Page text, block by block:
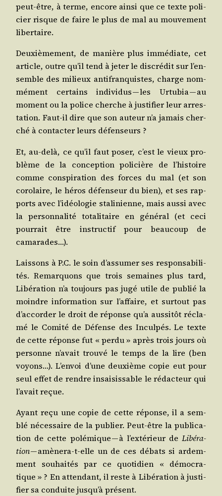
peut-être, à terme, encore ain­si que ce texte poli­
cier risque de faire le plus de mal au mou­ve­ment
libertaire.
Deuxiè­me­ment, de manière plus immé­diate, cet
article, outre qu’il tend à jeter le dis­cré­dit sur l’en­
semble des milieux anti­fran­quistes, charge nom­
mé­ment cer­tains indi­vi­dus — les Urtu­bia — au
moment ou la police cherche à jus­ti­fier leur arres­
ta­tion. Faut-il dire que son auteur n’a jamais cher­
ché à contac­ter leurs défenseurs ?
Et, au-delà, ce qu’il faut poser, c’est le vieux pro­
blème de la concep­tion poli­cière de l’his­toire
comme conspi­ra­tion des forces du mal (et son
coro­laire, le héros défen­seur du bien), et ses rap­
ports avec l’i­déo­lo­gie sta­li­nienne, mais aus­si avec
la per­son­na­li­té tota­li­taire en géné­ral (et ceci
pour­rait être ins­truc­tif pour beau­coup de
camarades…).
Lais­sons à P.C. le soin d’as­su­mer ses res­pon­sa­bi­li­
tés. Remar­quons que trois semaines plus tard,
Libé­ra­tion n’a tou­jours pas jugé utile de publié la
moindre infor­ma­tion sur l’af­faire, et sur­tout pas
d’ac­cor­der le droit de réponse qu’a aus­si­tôt récla­
mé le Comi­té de Défense des Incul­pés. Le texte
de cette réponse fut « per­du » après trois jours où
per­sonne n’a­vait trou­vé le temps de la lire (ben
voyons…). L’en­voi d’une deuxième copie eut pour
seul effet de rendre insai­sis­sable le rédac­teur qui
l’a­vait reçue.
Ayant reçu une copie de cette réponse, il a sem­
blé néces­saire de la publier. Peut-être la publi­ca­
tion de cette polé­mique — à l’ex­té­rieur de Libé­ra­
tion— amè­ne­ra-t-elle un de ces débats si ardem­
ment sou­hai­tés par ce quo­ti­dien « démo­cra­
tique » ? En atten­dant, il reste à Libé­ra­tion à jus­ti­
fier sa conduite jus­qu’à présent.